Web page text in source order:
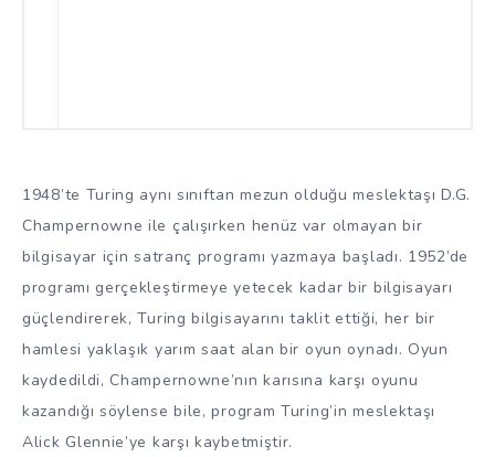
1948’te Turing aynı sınıftan mezun olduğu meslektaşı D.G.
Champernowne ile çalışırken henüz var olmayan bir
bilgisayar için satranç programı yazmaya başladı. 1952’de
programı gerçekleştirmeye yetecek kadar bir bilgisayarı
güçlendirerek, Turing bilgisayarını taklit ettiği, her bir
hamlesi yaklaşık yarım saat alan bir oyun oynadı. Oyun
kaydedildi, Champernowne’nın karısına karşı oyunu
kazandığı söylense bile, program Turing’in meslektaşı
Alick Glennie’ye karşı kaybetmiştir.